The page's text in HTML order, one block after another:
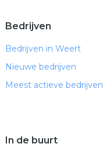
Bedrijven
Bedrijven in Weert
Nieuwe bedrijven
Meest actieve bedrijven
In de buurt